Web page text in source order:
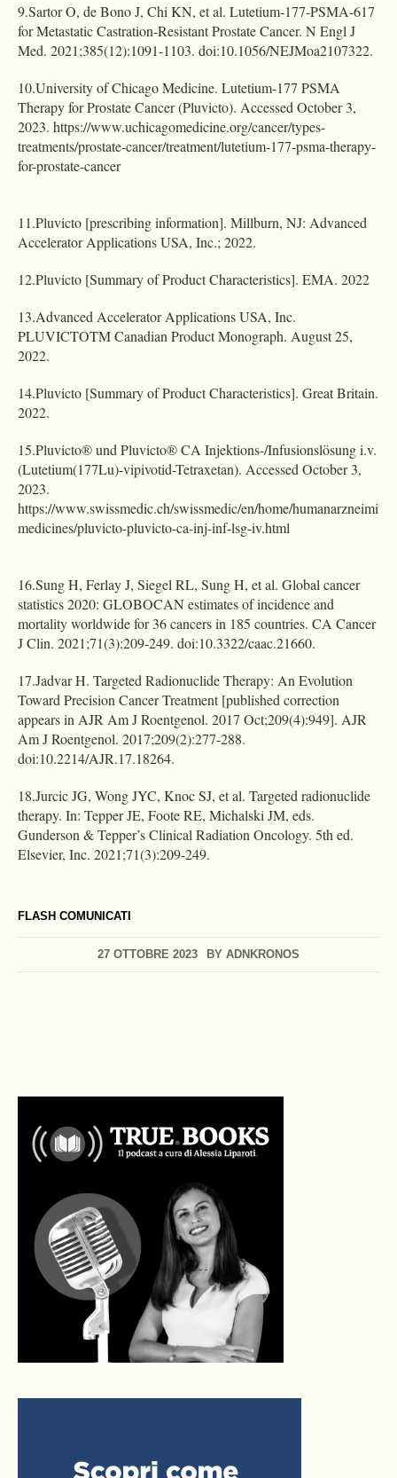
FLASH COMUNICATI
27 OTTOBRE 2023 BY ADNKRONOS
9.Sartor O, de Bono J, Chi KN, et al. Lutetium-177-PSMA-617
for Metastatic Castration-Resistant Prostate Cancer. N Engl J
Med. 2021;385(12):1091-1103. doi:10.1056/NEJMoa2107322.
10.University of Chicago Medicine. Lutetium-177 PSMA
Therapy for Prostate Cancer (Pluvicto). Accessed October 3,
2023. https://www.uchicagomedicine.org/cancer/types-
treatments/prostate-cancer/treatment/lutetium-177-psma-therapy-
for-prostate-cancer
11.Pluvicto [prescribing information]. Millburn, NJ: Advanced
Accelerator Applications USA, Inc.; 2022.
12.Pluvicto [Summary of Product Characteristics]. EMA. 2022
13.Advanced Accelerator Applications USA, Inc.
PLUVICTOTM Canadian Product Monograph. August 25,
2022.
14.Pluvicto [Summary of Product Characteristics]. Great Britain.
2022.
15.Pluvicto® und Pluvicto® CA Injektions-/Infusionslösung i.v.
(Lutetium(177Lu)-vipivotid-Tetraxetan). Accessed October 3,
2023.
https://www.swissmedic.ch/swissmedic/en/home/
medicines/pluvicto-pluvicto-ca-inj-inf-lsg-iv.html
16.Sung H, Ferlay J, Siegel RL, Sung H, et al. Global cancer
statistics 2020: GLOBOCAN estimates of incidence and
mortality worldwide for 36 cancers in 185 countries. CA Cancer
J Clin. 2021;71(3):209-249. doi:10.3322/caac.21660.
17.Jadvar H. Targeted Radionuclide Therapy: An Evolution
Toward Precision Cancer Treatment [published correction
appears in AJR Am J Roentgenol. 2017 Oct;209(4):949]. AJR
Am J Roentgenol. 2017;209(2):277-288.
doi:10.2214/AJR.17.18264.
18.Jurcic JG, Wong JYC, Knoc SJ, et al. Targeted radionuclide
therapy. In: Tepper JE, Foote RE, Michalski JM, eds.
Gunderson & Tepper’s Clinical Radiation Oncology. 5th ed.
Elsevier, Inc. 2021;71(3):209-249.